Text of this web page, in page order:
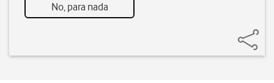
No, para nada